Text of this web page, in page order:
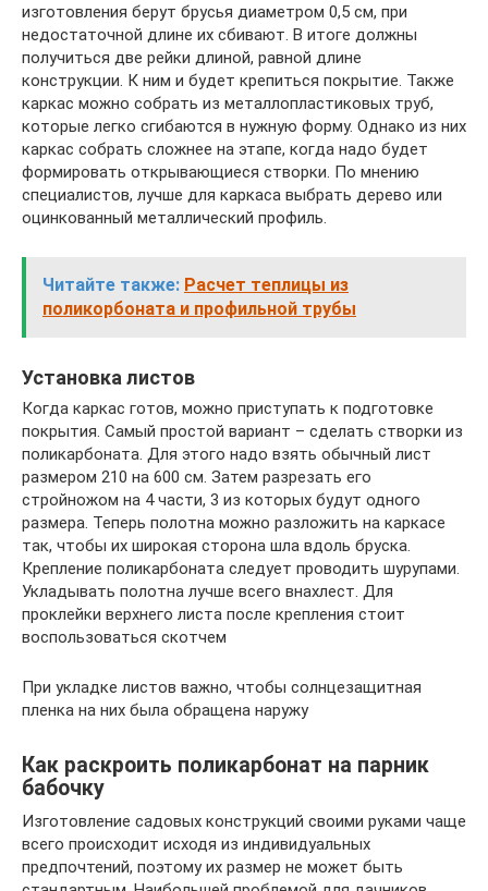
изготовления берут брусья диаметром 0,5 см, при
недостаточной длине их сбивают. В итоге должны
получиться две рейки длиной, равной длине
конструкции. К ним и будет крепиться покрытие. Также
каркас можно собрать из металлопластиковых труб,
которые легко сгибаются в нужную форму. Однако из них
каркас собрать сложнее на этапе, когда надо будет
формировать открывающиеся створки. По мнению
специалистов, лучше для каркаса выбрать дерево или
оцинкованный металлический профиль.
Читайте также: Расчет теплицы из
поликорбоната и профильной трубы
Установка листов
Когда каркас готов, можно приступать к подготовке
покрытия. Самый простой вариант – сделать створки из
поликарбоната. Для этого надо взять обычный лист
размером 210 на 600 см. Затем разрезать его
стройножом на 4 части, 3 из которых будут одного
размера. Теперь полотна можно разложить на каркасе
так, чтобы их широкая сторона шла вдоль бруска.
Крепление поликарбоната следует проводить шурупами.
Укладывать полотна лучше всего внахлест. Для
проклейки верхнего листа после крепления стоит
воспользоваться скотчем
При укладке листов важно, чтобы солнцезащитная
пленка на них была обращена наружу
Как раскроить поликарбонат на парник
бабочку
Изготовление садовых конструкций своими руками чаще
всего происходит исходя из индивидуальных
предпочтений, поэтому их размер не может быть